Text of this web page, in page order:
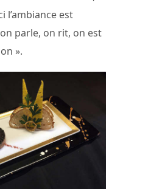
l’ambiance est
parle, on rit, on est
».